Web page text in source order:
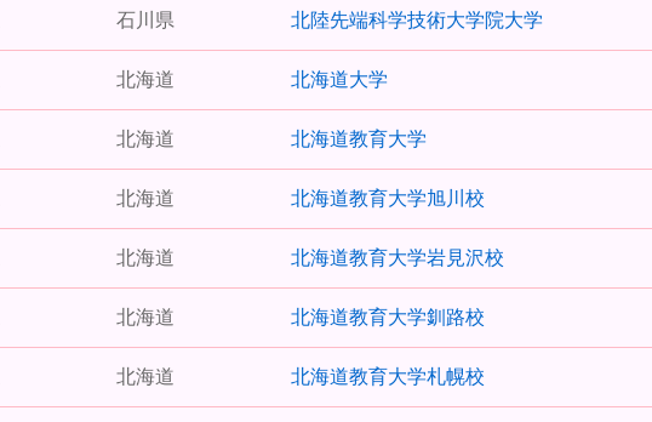
石川県 北陸先端科学技術大学院大学
北海道 北海道大学
北海道 北海道教育大学
北海道 北海道教育大学旭川校
北海道 北海道教育大学岩見沢校
北海道 北海道教育大学釧路校
北海道 北海道教育大学札幌校